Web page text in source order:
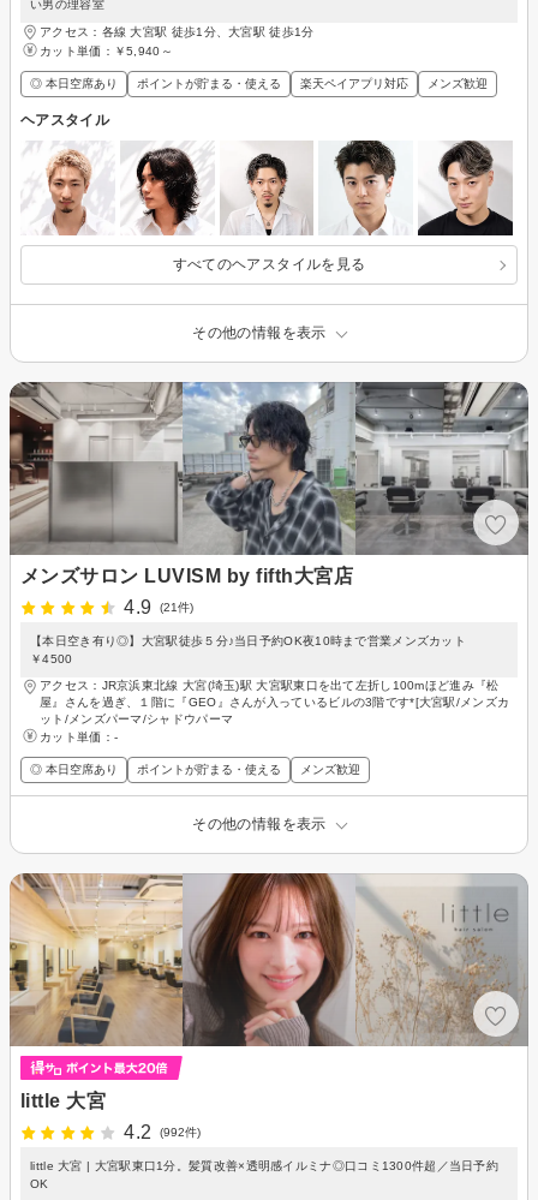
い男の理容室
アクセス：各線 大宮駅 徒歩1分、大宮駅 徒歩1分
カット単価： ￥5,940～
◎ 本日空席あり ポイントが貯まる・使える 楽天ペイアプリ対応 メンズ歓迎
ヘアスタイル
すべてのヘアスタイルを見る
その他の情報を表示
メンズサロン LUVISM by fifth大宮店
4.9
(21件)
【本日空き有り◎】大宮駅徒歩５分♪当日予約OK夜10時まで営業メンズカット
￥4500
アクセス：JR京浜東北線 大宮(埼玉)駅 大宮駅東口を出て左折し100mほど進み『松
屋』さんを過ぎ、１階に『GEO』さんが入っているビルの3階です*[大宮駅/メンズカ
ット/メンズパーマ/シャドウパーマ
カット単価： -
◎ 本日空席あり ポイントが貯まる・使える メンズ歓迎
その他の情報を表示
little 大宮
4.2
(992件)
little 大宮 | 大宮駅東口1分。髪質改善×透明感イルミナ◎口コミ1300件超／当日予約
OK